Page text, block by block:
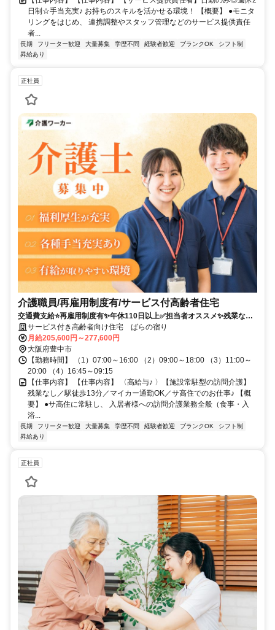
日制☆手当充実♪ お持ちのスキルを活かせる環境！ 【概要】 ●モニタ
リングをはじめ、 連携調整やスタッフ管理などのサービス提供責任
者...
長期 フリーター歓迎 大量募集 学歴不問 経験者歓迎 ブランクOK
シフト制
昇給あり
正社員
介護職員/再雇用制度有/サービス付高齢者住宅
交通費支給⭐️再雇用制度有✨年休110日以上✅️担当者オススメ✨残業なし
⭕️経験者優遇✨車通勤ＯＫ❗️高額求人
サービス付き高齢者向け住宅 ばらの宿り
月給205,600円～277,600円
大阪府豊中市
【勤務時間】 （1）07:00～16:00 （2）09:00～18:00 （3）11:00～
20:00 （4）16:45～09:15
【仕事内容】 【仕事内容】 〈高給与♪ 〉【施設常駐型の訪問介護】
残業なし／駅徒歩13分／マイカー通勤OK／サ高住でのお仕事♪ 【概
要】 ●サ高住に常駐し、 入居者様への訪問介護業務全般（食事・入
浴...
長期 フリーター歓迎 大量募集 学歴不問 経験者歓迎 ブランクOK
シフト制
昇給あり
正社員